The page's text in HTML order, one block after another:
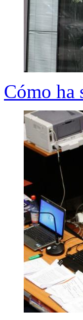
Cómo ha